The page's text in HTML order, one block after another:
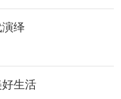
绎
生活